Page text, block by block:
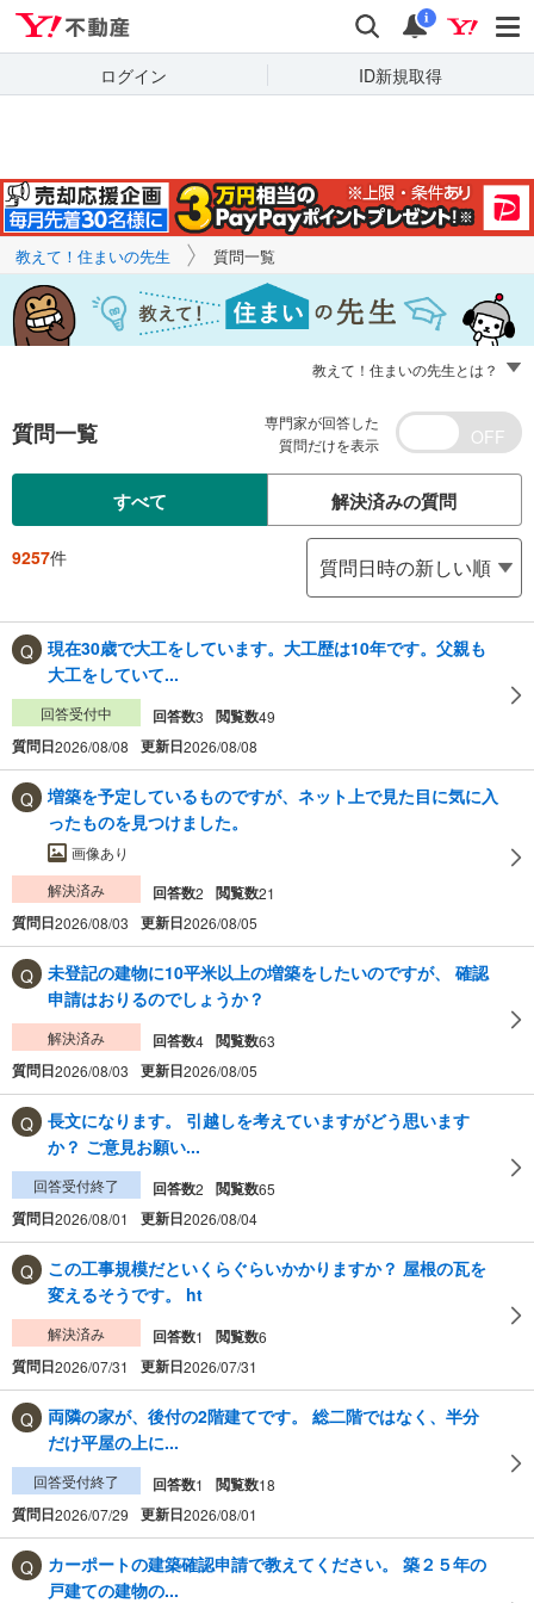
検索 通知
i
ログイン ID新規取得
キーワードで
質問を探す
教えて！住まいの先生 質問一覧
教えて！住まいの先生とは？
質問一覧
専門家が回答した
質問だけを表示
すべて 解決済みの質問
9257件
現在30歳で大工をしています。大工歴は10年です。父親も
大工をしていて...
回答受付中 回答数3 閲覧数49
質問日2026/08/08 更新日2026/08/08
増築を予定しているものですが、ネット上で見た目に気に入
ったものを見つけました。
画像あり
解決済み
回答数2 閲覧数21
質問日2026/08/03 更新日2026/08/05
未登記の建物に10平米以上の増築をしたいのですが、 確認
申請はおりるのでしょうか？
解決済み 回答数4 閲覧数63
質問日2026/08/03 更新日2026/08/05
長文になります。 引越しを考えていますがどう思います
か？ ご意見お願い...
回答受付終了 回答数2 閲覧数65
質問日2026/08/01 更新日2026/08/04
この工事規模だといくらぐらいかかりますか？ 屋根の瓦を
変えるそうです。 ht
解決済み 回答数1 閲覧数6
質問日2026/07/31 更新日2026/07/31
両隣の家が、後付の2階建てです。 総二階ではなく、半分
だけ平屋の上に...
回答受付終了 回答数1 閲覧数18
質問日2026/07/29 更新日2026/08/01
カーポートの建築確認申請で教えてください。 築２５年の
戸建ての建物の...